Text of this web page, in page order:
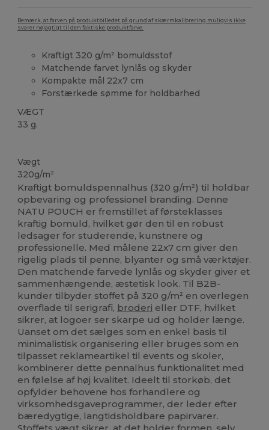
Bemærk, at farven på produktbilledet på grund af skærmkalibrering muligvis ikke
svarer nøjagtigt til den faktiske produktfarve.
Kraftigt 320 g/m² bomuldsstof
Matchende farvet lynlås og skyder
Kompakte mål 22x7 cm
Forstærkede sømme for holdbarhed
VÆGT
33 g.
Vægt
320g/m²
Kraftigt bomuldspennalhus (320 g/m²) til holdbar
opbevaring og professionel branding. Denne
NATU POUCH er fremstillet af førsteklasses
kraftig bomuld, hvilket gør den til en robust
ledsager for studerende, kunstnere og
professionelle. Med målene 22x7 cm giver den
rigelig plads til penne, blyanter og små værktøjer.
Den matchende farvede lynlås og skyder giver et
sammenhængende, æstetisk look. Til B2B-
kunder tilbyder stoffet på 320 g/m² en overlegen
overflade til serigrafi, broderi eller DTF, hvilket
sikrer, at logoer ser skarpe ud og holder længe.
Uanset om det sælges som en enkel basis til
minimalistisk organisering eller bruges som en
tilpasset reklameartikel til events og skoler,
kombinerer dette pennalhus funktionalitet med
en følelse af høj kvalitet. Ideelt til storkøb, det
opfylder behovene hos forhandlere og
virksomhedsgaveprogrammer, der leder efter
bæredygtige, langtidsholdbare papirvarer.